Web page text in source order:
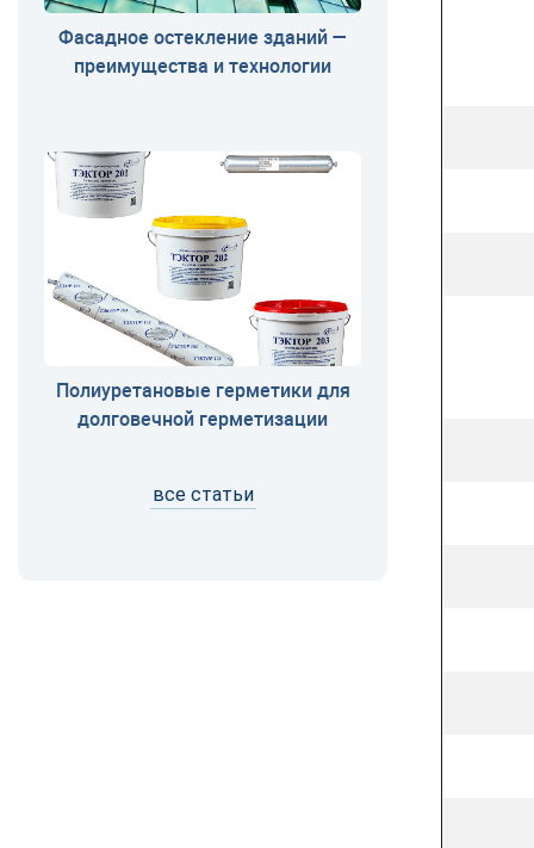
Фасадное остекление зданий —
преимущества и технологии
Полиуретановые герметики для
долговечной герметизации
все статьи